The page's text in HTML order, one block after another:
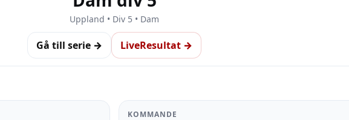
Uppland • Div 5 • Dam
Gå till serie → LiveResultat →
KOMMANDE